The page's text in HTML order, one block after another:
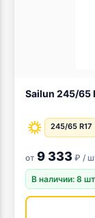
245/65 R17
от 9 333 ₽ /
В наличии: 8 шт